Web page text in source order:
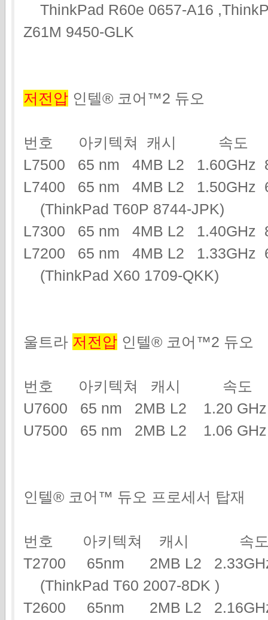
ThinkPad R60e 0657-A16
Z61M 9450-GLK
저전압 인텔® 코어™2 듀오
번호 아키텍쳐 캐시 속도
L7500 65 nm 4MB L2
L7400 65 nm 4MB L2
(ThinkPad T60P 8744-JPK)
L7300 65 nm 4MB L2
L7200 65 nm 4MB L2 1.33GHz
(ThinkPad X60 1709-QKK)
울트라 저전압 인텔® 코어™2 듀오
번호 아키텍쳐 캐시 속도
U7600 65 nm 2MB L2 1.20
U7500 65 nm 2MB L2 1.06
인텔® 코어™ 듀오 프로세서 탑재
번호 아키텍쳐 캐시 속도
T2700 65nm 2MB L2
(ThinkPad T60 2007-8DK )
T2600 65nm 2MB L2